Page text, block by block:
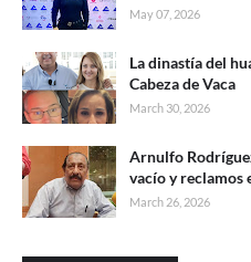
May 07, 2026
La dinastía del
Cabeza de Vaca
March 30, 2026
Arnulfo
vacío y reclamos
March 26, 2026